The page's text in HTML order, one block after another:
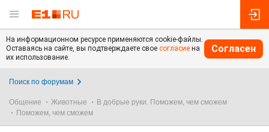
На информационном ресурсе применяются cookie-файлы.
Оставаясь на сайте, вы подтверждаете свое согласие на
их использование.
Согласен
Поиск по форумам
Общение Животные
В добрые руки. Поможем, чем сможем
Поможем, чем сможем